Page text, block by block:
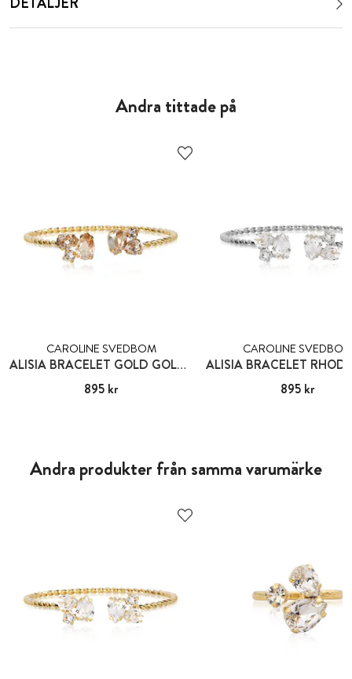
Andra tittade på
CAROLINE SVEDBOM
ALISIA BRACELET GOLD GOLDEN COMBO
Pris:895 kr
895 kr
CAROLINE SVEDBOM
Pris:895 kr
895 kr
Andra produkter från samma varumärke